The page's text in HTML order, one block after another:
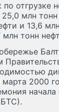
отгрузке
млн
и 13,6
млн тонн
2000
начала